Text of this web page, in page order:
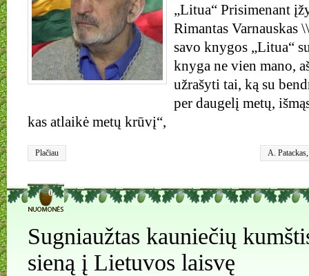
„Litua“ Prisimenant
Rimantas Varnauskas
savo knygos „Litua“
knyga ne vien mano,
užrašyti tai, ką su
per daugelį metų,
kas atlaikė metų krūvį“,
Plačiau A. Patackas
0
Sugniaužtas kauniečių
sieną į Lietuvos laisvę